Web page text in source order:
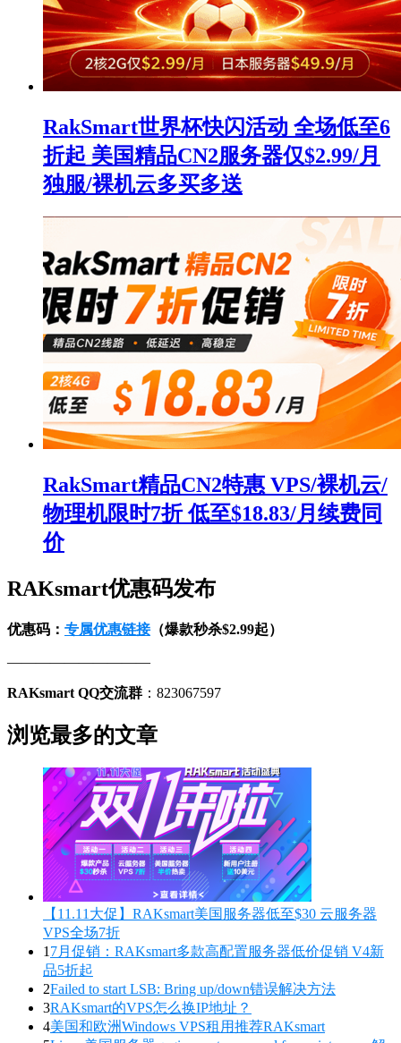
RakSmart世界杯快闪活动 全场低至6
折起 美国精品CN2服务器仅$2.99/月
独服/裸机云多买多送
RakSmart精品CN2特惠 VPS/裸机云/
物理机限时7折 低至$18.83/月续费同
价
RAKsmart优惠码发布
优惠码： 专属优惠链接（爆款秒杀$2.99起）
——————————
RAKsmart QQ交流群 ：823067597
浏览最多的文章
【11.11大促】RAKsmart美国服务器低至$30 云服务器
VPS全场7折
1 7月促销：RAKsmart多款高配置服务器低价促销 V4新
品5折起
2Failed to start LSB: Bring up/down错误解决方法
3RAKsmart的VPS怎么换IP地址？
4美国和欧洲Windows VPS租用推荐RAKsmart